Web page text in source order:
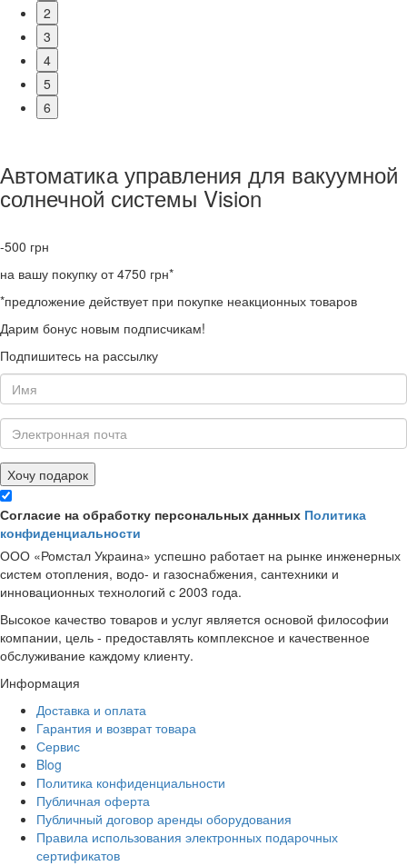
2
3
4
5
6
Автоматика управления для вакуумной
солнечной системы Vision
-500 грн
на вашу покупку от 4750 грн*
*предложение действует при покупке неакционных товаров
Дарим бонус новым подписчикам!
Подпишитесь на рассылку
Хочу подарок
Согласие на обработку персональных данных Политика
конфиденциальности
ООО «Ромстал Украина» успешно работает на рынке инженерных
систем отопления, водо- и газоснабжения, сантехники и
инновационных технологий с 2003 года.
Высокое качество товаров и услуг является основой философии
компании, цель - предоставлять комплексное и качественное
обслуживание каждому клиенту.
Информация
Доставка и оплата
Гарантия и возврат товара
Сервис
Blog
Политика конфиденциальности
Публичная оферта
Публичный договор аренды оборудования
Правила использования электронных подарочных
сертификатов